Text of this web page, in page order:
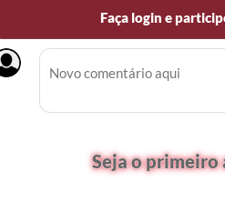
Faça login e
Seja o primeiro